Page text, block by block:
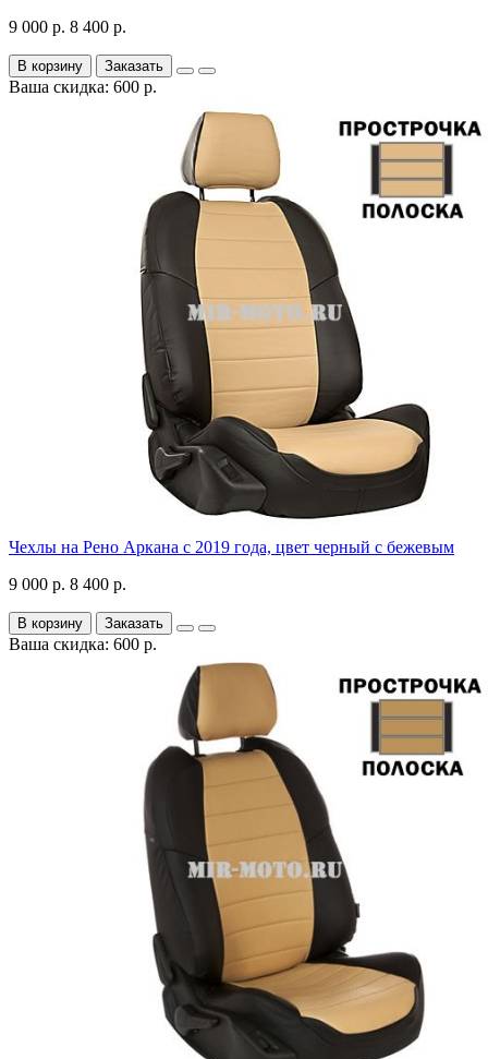
9 000 р. 8 400 р.
В корзину Заказать
Ваша скидка: 600 р.
Чехлы на Рено Аркана с 2019 года, цвет черный с бежевым
9 000 р. 8 400 р.
В корзину Заказать
Ваша скидка: 600 р.